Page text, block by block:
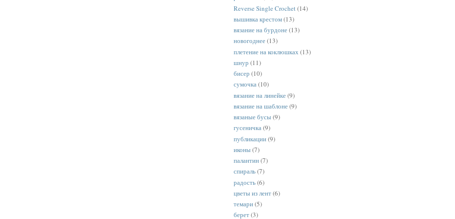
Reverse Single Crochet(14)
вышивка крестом(13)
вязание на бурдоне(13)
новогоднее(13)
плетение на коклюшках(13)
шнур (11)
бисер (10)
сумочка(10)
вязание на линейке(9)
вязание на шаблоне(9)
вязаные бусы(9)
гусеничка(9)
публикации(9)
иконы(7)
палантин(7)
спираль(7)
радость(6)
цветы из лент(6)
темари(5)
берет(3)